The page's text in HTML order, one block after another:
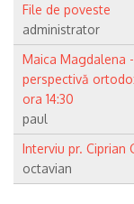
File de poveste
administrator
Maica Magdalena
perspectivă
ora 14:30
paul
Interviu pr. Ciprian
octavian